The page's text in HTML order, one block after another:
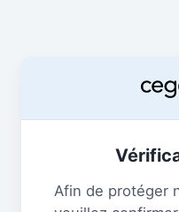
Afin de protéger